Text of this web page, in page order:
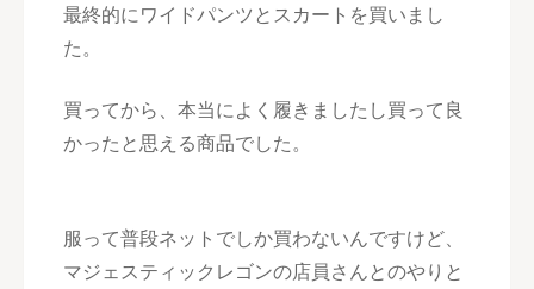
最終的にワイドパンツとスカートを買いまし
た。
買ってから、本当によく履きましたし買って良
かったと思える商品でした。
服って普段ネットでしか買わないんですけど、
マジェスティックレゴンの店員さんとのやりと